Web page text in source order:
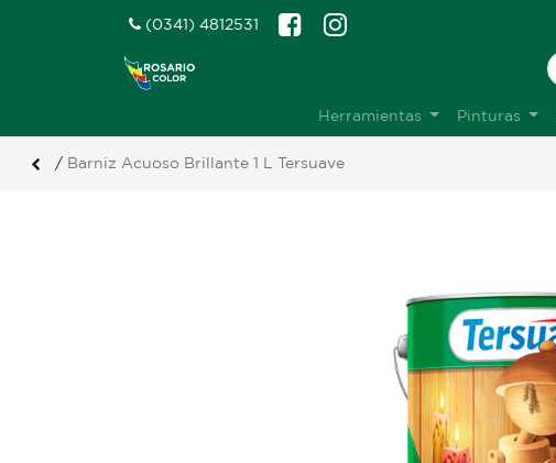
(0341) 4812531
Herramientas Pinturas
/ Barniz Acuoso Brillante 1 L Tersuave